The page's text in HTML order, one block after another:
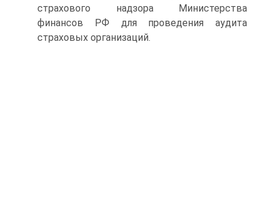
страхового надзора Министерства
финансов РФ для проведения аудита
страховых организаций.